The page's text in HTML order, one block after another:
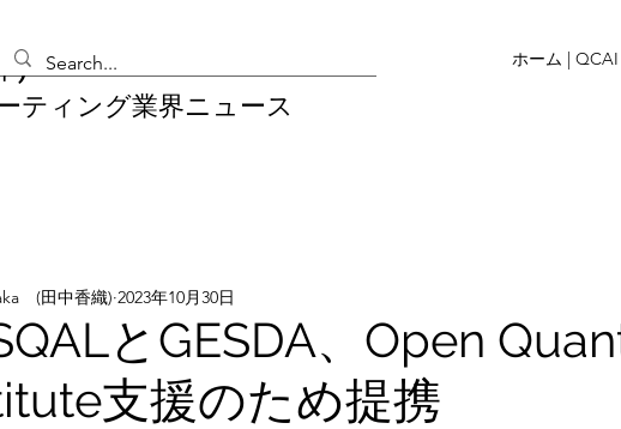
)
ティング業界ニュース
ホーム | QCAI
とGESDA、Open
支援のため提携
(田中香織) 2023年10月30日